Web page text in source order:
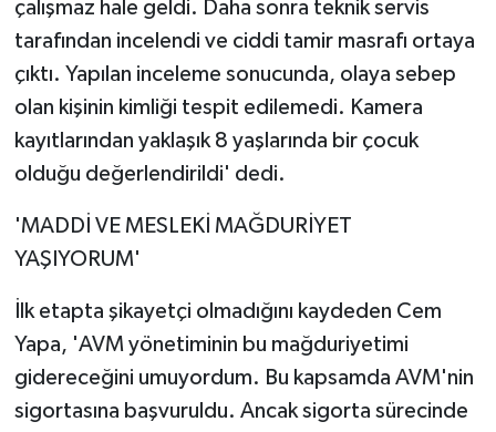
çalışmaz hale geldi. Daha sonra teknik servis
tarafından incelendi ve ciddi tamir masrafı ortaya
çıktı. Yapılan inceleme sonucunda, olaya sebep
olan kişinin kimliği tespit edilemedi. Kamera
kayıtlarından yaklaşık 8 yaşlarında bir çocuk
olduğu değerlendirildi' dedi.
'MADDİ VE MESLEKİ MAĞDURİYET
YAŞIYORUM'
İlk etapta şikayetçi olmadığını kaydeden Cem
Yapa, 'AVM yönetiminin bu mağduriyetimi
gidereceğini umuyordum. Bu kapsamda AVM'nin
sigortasına başvuruldu. Ancak sigorta sürecinde